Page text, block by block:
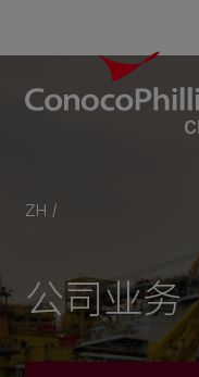
ConocoPhillips China
here:
ZH 公司业务
/
公司业务